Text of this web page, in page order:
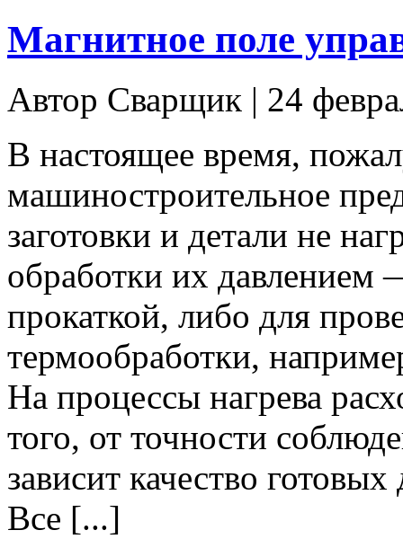
Магнитное поле
Автор Сварщик | 24
В настоящее время,
машиностроительное
заготовки и детали не
обработки их
прокаткой, либо для
термообработки,
На процессы нагрева
того, от точности
зависит качество
Все [...]